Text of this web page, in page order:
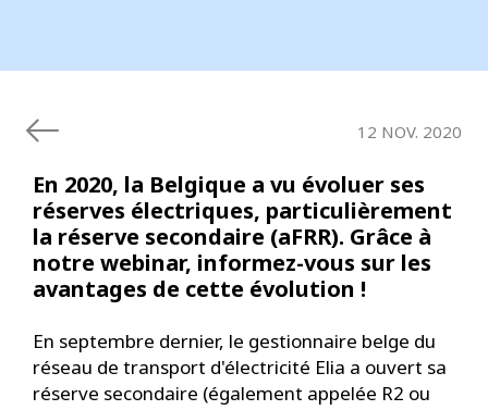
12 NOV. 2020
En 2020, la Belgique a vu évoluer ses
réserves électriques, particulièrement
la réserve secondaire (aFRR). Grâce à
notre webinar, informez-vous sur les
avantages de cette évolution !
En septembre dernier, le gestionnaire belge du
réseau de transport d'électricité Elia a ouvert sa
réserve secondaire (également appelée R2 ou